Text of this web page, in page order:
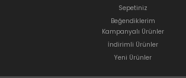
Sepetiniz
Beğendiklerim
Kampanyalı Ürünler
İndirimli Ürünler
Yeni Ürünler